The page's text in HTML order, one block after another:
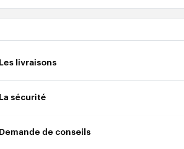
Les livraisons
La sécurité
Demande de conseils